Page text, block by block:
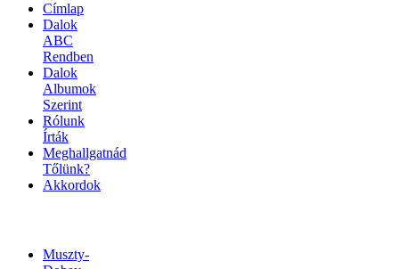
Címlap
Dalok
ABC
Rendben
Dalok
Albumok
Szerint
Rólunk
Írták
Meghallgatnád
Tőlünk?
Akkordok
Muszty-